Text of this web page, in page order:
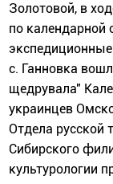
Золотовой, в
по календарной
с. Ганновка
щедрувала"
украинцев
Отдела русской
Сибирского
культурологии